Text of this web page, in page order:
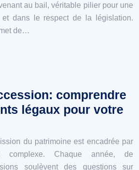
au bail, véritable pilier pour une
et dans le respect de la législation.
de…
comprendre
légaux pour votre
du patrimoine est encadrée par
complexe. Chaque année, de
soulèvent des questions sur